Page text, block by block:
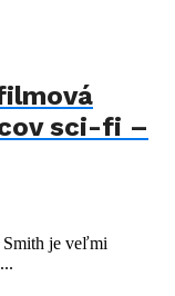
sci-fi –
Smith je veľmi